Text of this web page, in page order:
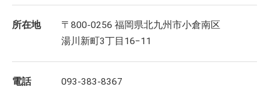
所在地
〒800-0256 福岡県北九州市小倉南区
湯川新町3丁目16−11
電話 093-383-8367